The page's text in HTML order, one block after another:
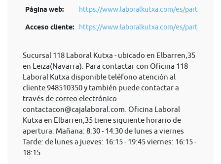
Página web: https://www.laboralkutxa.com/es/
Acceso cliente: https://www.laboralkutxa.com/es/parti...
Sucursal 118 Laboral Kutxa - ubicado en Elbarren,35
en Leiza(Navarra). Para contactar con Oficina 118
Laboral Kutxa disponible teléfono atención al
cliente 948510350 y también puede contactar a
través de correo electrónico
contactacon@cajalaboral.com . Oficina Laboral
Kutxa en Elbarren,35 tiene siguiente horario de
apertura. Mañana: 8:30 - 14:30 de lunes a viernes
Tarde: de lunes a jueves: 16:15 - 19:45 viernes: 16:15 -
18:15